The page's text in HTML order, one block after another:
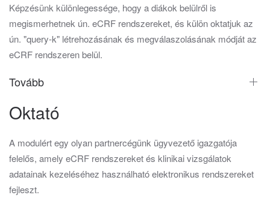
Képzésünk különlegessége, hogy a diákok belülről is
megismerhetnek ún. eCRF rendszereket, és külön oktatjuk az
ún. "query-k" létrehozásának és megválaszolásának módját az
eCRF rendszeren belül.
Tovább
Oktató
A modulért egy olyan partnercégünk ügyvezető igazgatója
felelős, amely eCRF rendszereket és klinikai vizsgálatok
adatainak kezeléséhez használható elektronikus rendszereket
fejleszt.